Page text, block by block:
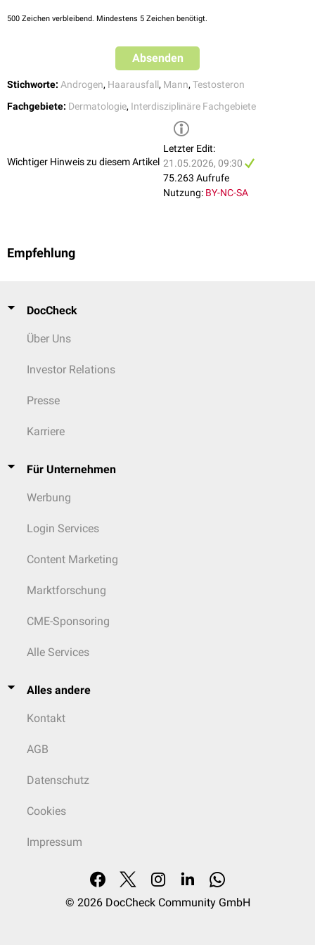
500 Zeichen verbleibend. Mindestens 5 Zeichen benötigt.
Absenden
Stichworte: Androgen, Haarausfall, Mann, Testosteron
Fachgebiete: Dermatologie, Interdisziplinäre Fachgebiete
Wichtiger Hinweis zu diesem Artikel
Letzter Edit:
21.05.2026, 09:30
75.263 Aufrufe
Nutzung: BY-NC-SA
Empfehlung
DocCheck
Über Uns
Investor Relations
Presse
Karriere
Für Unternehmen
Werbung
Login Services
Content Marketing
Marktforschung
CME-Sponsoring
Alle Services
Alles andere
Kontakt
AGB
Datenschutz
Cookies
Impressum
© 2026 DocCheck Community GmbH